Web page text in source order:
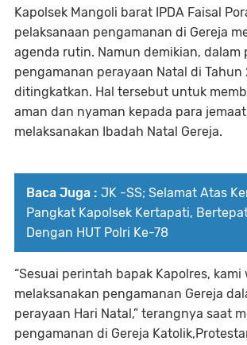
Kapolsek Mangoli barat IPDA Faisal
pelaksanaan pengamanan di Gereja
agenda rutin. Namun demikian, dalam
pengamanan perayaan Natal di Tahun
ditingkatkan. Hal tersebut untuk
aman dan nyaman kepada para
melaksanakan Ibadah Natal Gereja.
Baca Juga : JK -SS; Selamat Atas
Pangkat Kapolsek Kertapati,
Dengan HUT Polri Ke-78
“Sesuai perintah bapak Kapolres, kami
melaksanakan pengamanan Gereja
perayaan Hari Natal,” terangnya saat
pengamanan di Gereja